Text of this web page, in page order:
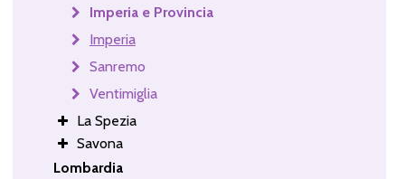
Imperia e Provincia
Imperia
Sanremo
Ventimiglia
La Spezia
Savona
Lombardia